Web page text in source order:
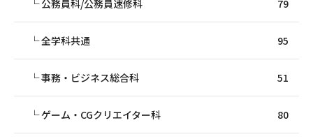
公務員科/公務員速修科 79
全学科共通 95
事務・ビジネス総合科 51
ゲーム・CGクリエイター科 80